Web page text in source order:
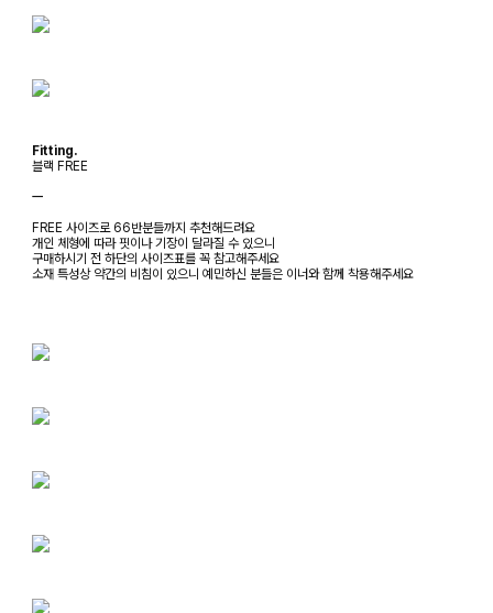
Fitting.
블랙 FREE
ㅡ
FREE 사이즈로 66반분들까지 추천해드려요
개인 체형에 따라 핏이나 기장이 달라질 수 있으니
구매하시기 전 하단의 사이즈표를 꼭 참고해주세요
소재 특성상 약간의 비침이 있으니 예민하신 분들은 이너와 함께 착용해주세요